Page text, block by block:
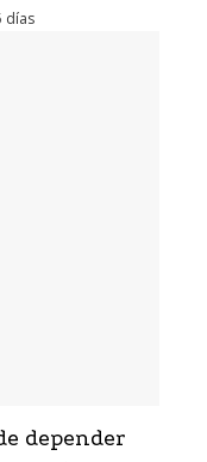
días
depender